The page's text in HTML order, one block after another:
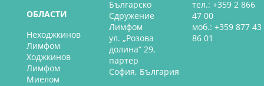
ОБЛАСТИ
Неходжкинов
Лимфом
Ходжкинов
Лимфом
Миелом
Българско
Сдружение
Лимфом
ул. „Розова
долина“ 29,
партер
София, България
тел.: +359 2 866
47 00
моб.: +359 877 43
86 01